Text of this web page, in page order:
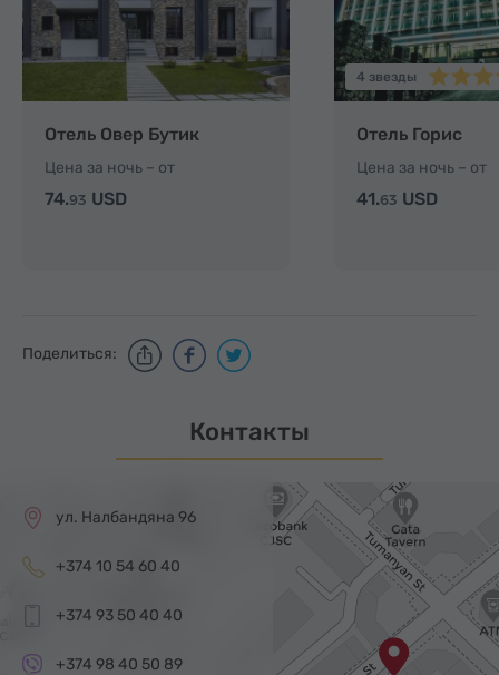
Отель Овер Бутик
Цена за ночь – от
74.93 USD
4 звезды
Отель Горис
Цена за ночь – от
41.63 USD
Поделиться:
Контакты
ул. Налбандяна 96
+374 10 54 60 40
+374 93 50 40 40
+374 98 40 50 89